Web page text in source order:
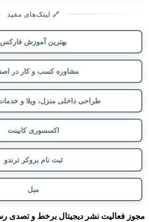
🔗 لینک‌های مفید
بهترین آموزش فارکس
مشاوره کسب و کار در
طراحی داخلی منزل، ویلا و
اکسسوری کابینت
ثبت نام بروکر ترندو
مبل
مجوز فعالیت نشر دیجیتال برخط و تصدی